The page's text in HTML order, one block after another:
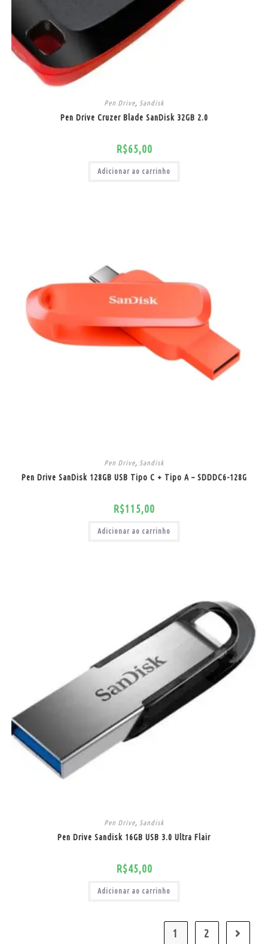
Pen Drive, Sandisk
Pen Drive Cruzer Blade SanDisk 32GB 2.0
R$65,00
Adicionar ao carrinho
Pen Drive, Sandisk
Pen Drive SanDisk 128GB USB Tipo C + Tipo A – SDDDC6-128G
R$115,00
Adicionar ao carrinho
Pen Drive, Sandisk
Pen Drive Sandisk 16GB USB 3.0 Ultra Flair
R$45,00
Adicionar ao carrinho
1 2